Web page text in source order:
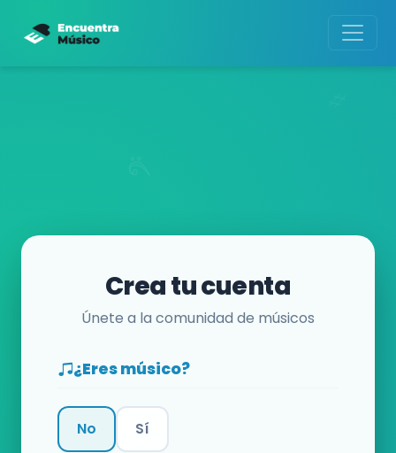
Crea tu cuenta
Únete a la comunidad de músicos
¿Eres músico?
No Sí